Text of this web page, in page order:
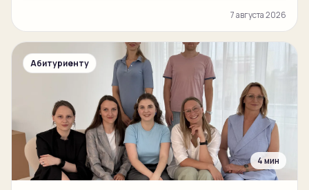
7 августа 2026
Абитуриенту
4 мин